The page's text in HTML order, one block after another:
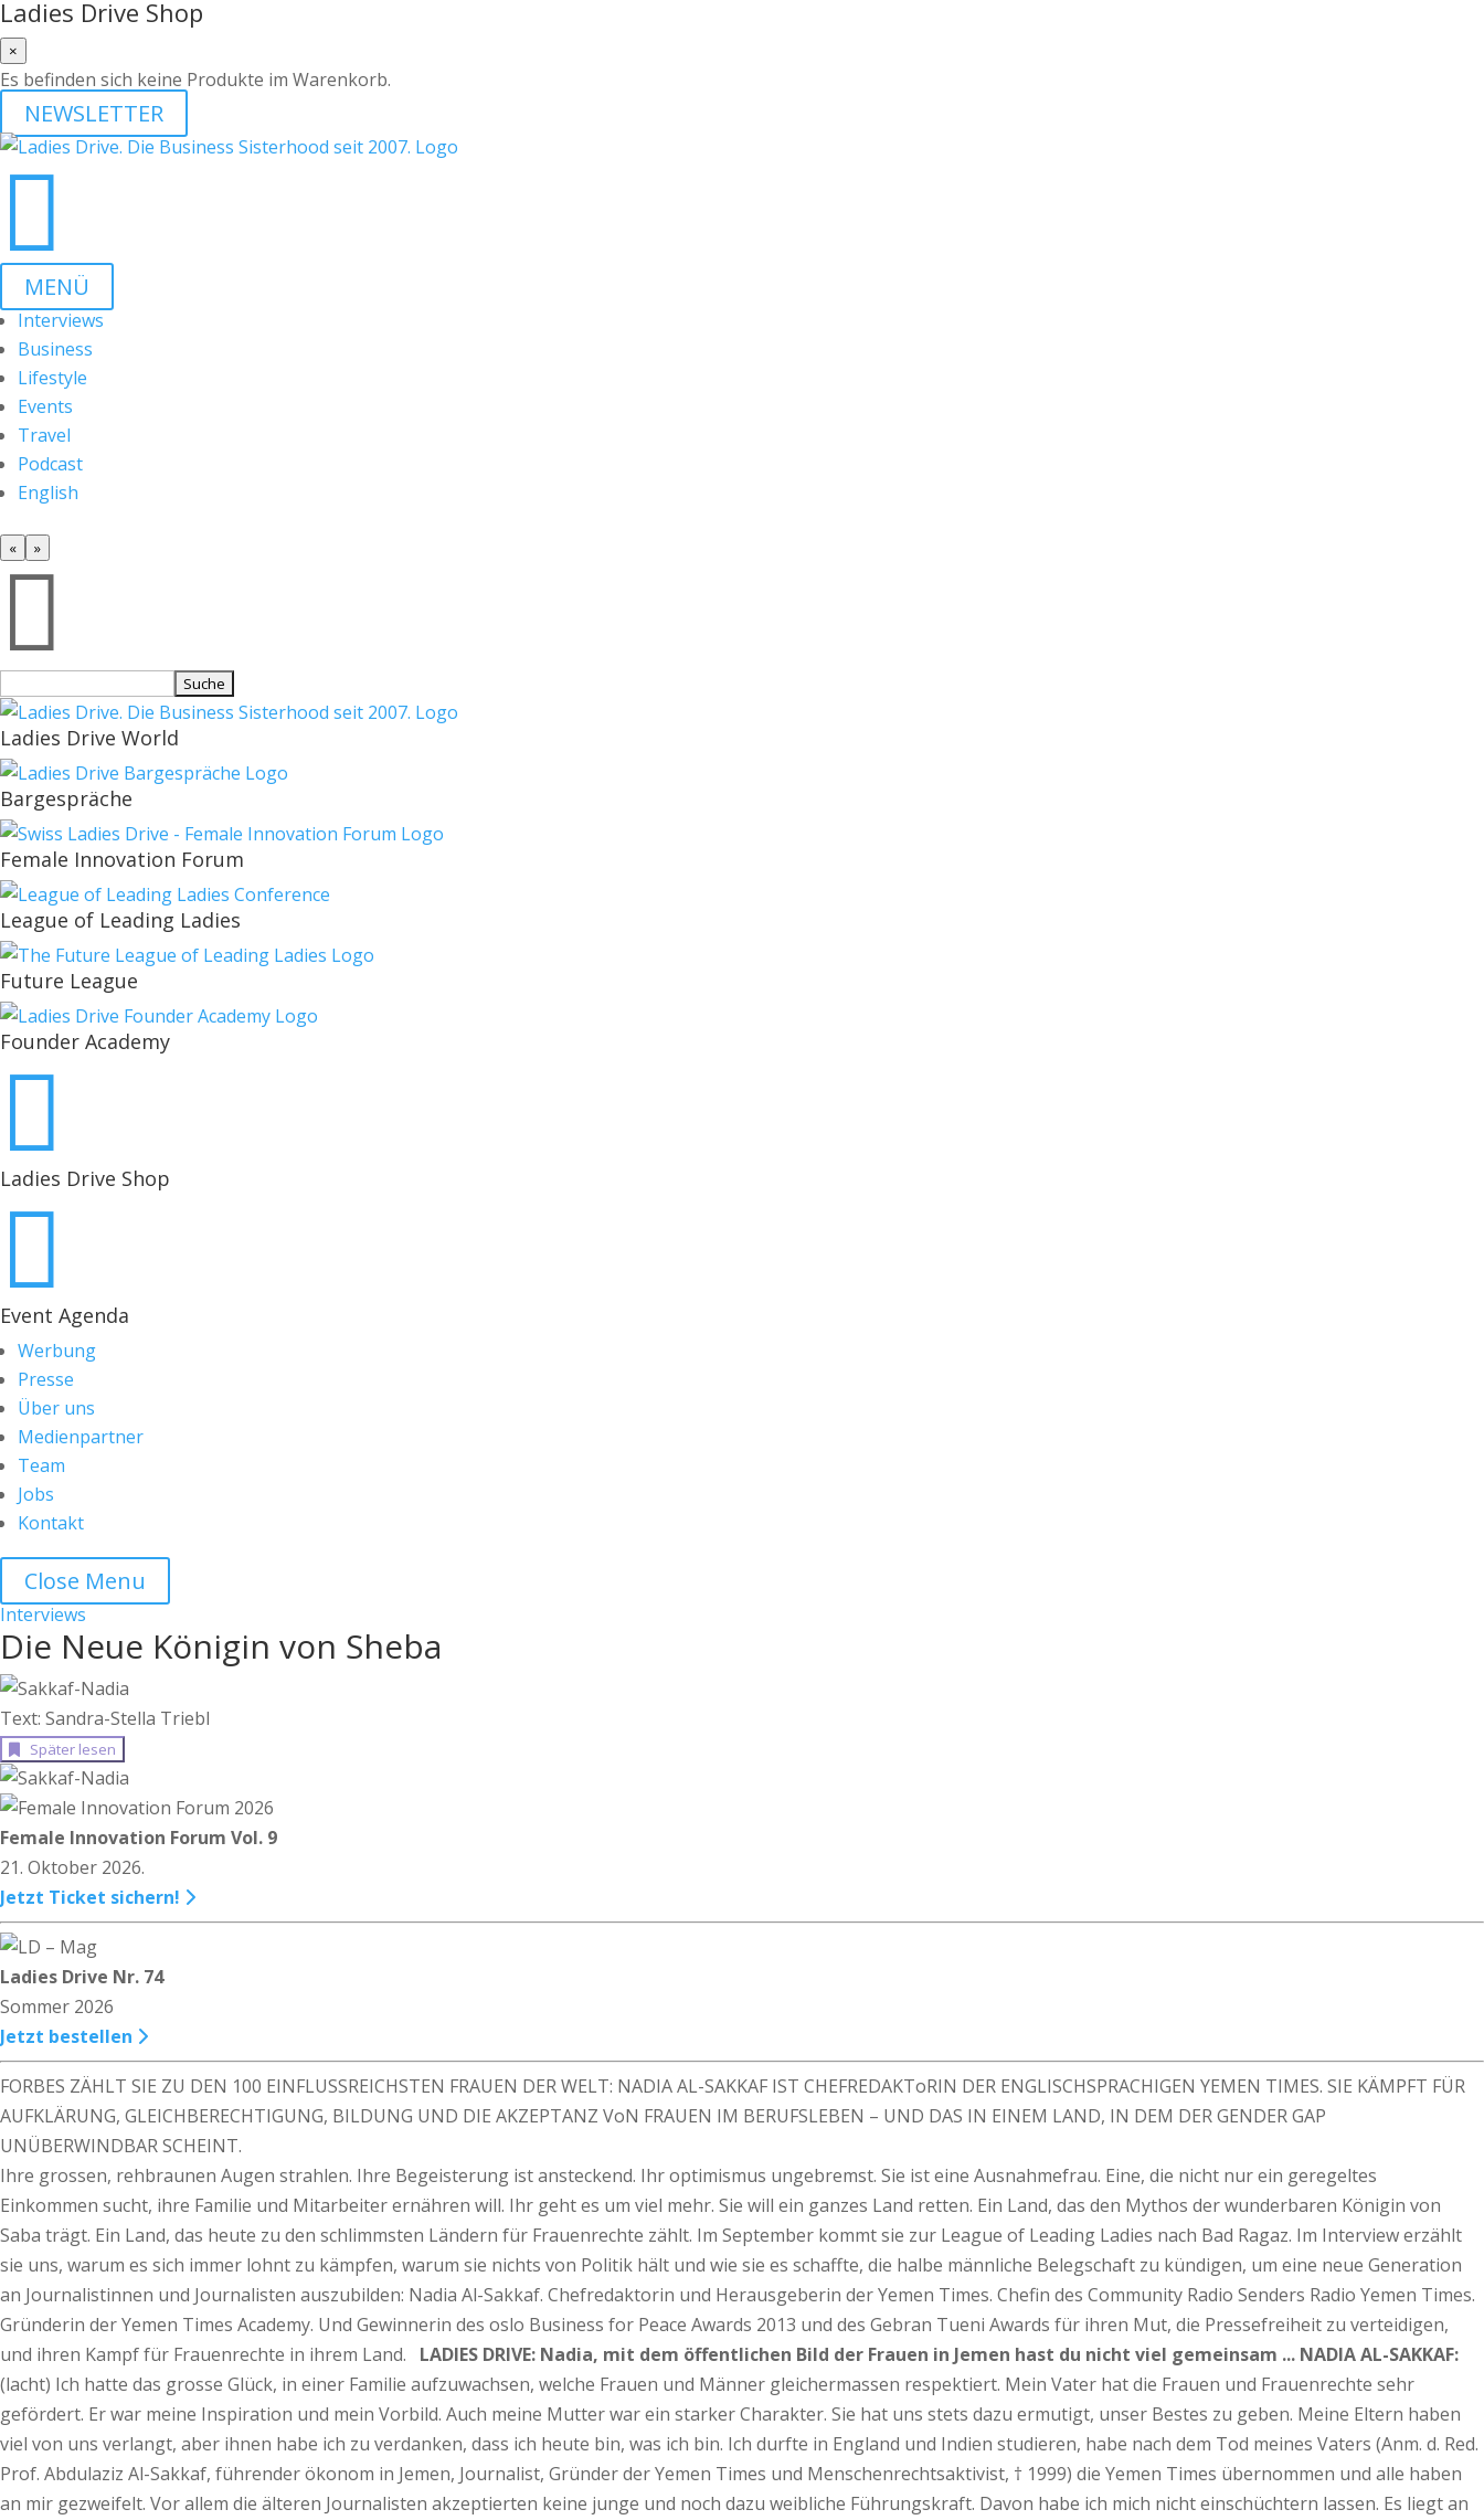
Ladies Drive Shop
×
Es befinden sich keine Produkte im Warenkorb.
NEWSLETTER

MENÜ
Interviews
Business
Lifestyle
Events
Travel
Podcast
English
« »

nach:
Ladies Drive World
Bargespräche
Female Innovation Forum
League of Leading Ladies
Future League
Founder Academy

Ladies Drive Shop

Event Agenda
Werbung
Presse
Über uns
Medienpartner
Team
Jobs
Kontakt
Close Menu
Interviews
Die Neue Königin von Sheba
Text: Sandra-Stella Triebl
Später lesen
Female Innovation Forum Vol. 9
21. Oktober 2026.
Jetzt Ticket sichern!
Ladies Drive Nr. 74
Sommer 2026
Jetzt bestellen
FORBES ZÄHLT SIE ZU DEN 100 EINFLUSSREICHSTEN FRAUEN DER WELT: NADIA AL-SAKKAF IST CHEFREDAKToRIN DER ENGLISCHSPRACHIGEN YEMEN TIMES. SIE KÄMPFT FÜR
AUFKLÄRUNG, GLEICHBERECHTIGUNG, BILDUNG UND DIE AKZEPTANZ VoN FRAUEN IM BERUFSLEBEN – UND DAS IN EINEM LAND, IN DEM DER GENDER GAP
UNÜBERWINDBAR SCHEINT.
Ihre grossen, rehbraunen Augen strahlen. Ihre Begeisterung ist ansteckend. Ihr optimismus ungebremst. Sie ist eine Ausnahmefrau. Eine, die nicht nur ein geregeltes
Einkommen sucht, ihre Familie und Mitarbeiter ernähren will. Ihr geht es um viel mehr. Sie will ein ganzes Land retten. Ein Land, das den Mythos der wunderbaren Königin von
Saba trägt. Ein Land, das heute zu den schlimmsten Ländern für Frauenrechte zählt. Im September kommt sie zur League of Leading Ladies nach Bad Ragaz. Im Interview erzählt
sie uns, warum es sich immer lohnt zu kämpfen, warum sie nichts von Politik hält und wie sie es schaffte, die halbe männliche Belegschaft zu kündigen, um eine neue Generation
an Journalistinnen und Journalisten auszubilden: Nadia Al-Sakkaf. Chefredaktorin und Herausgeberin der Yemen Times. Chefin des Community Radio Senders Radio Yemen Times.
Gründerin der Yemen Times Academy. Und Gewinnerin des oslo Business for Peace Awards 2013 und des Gebran Tueni Awards für ihren Mut, die Pressefreiheit zu verteidigen,
und ihren Kampf für Frauenrechte in ihrem Land. LADIES DRIVE: Nadia, mit dem öffentlichen Bild der Frauen in Jemen hast du nicht viel gemeinsam ... NADIA AL-SAKKAF:
(lacht) Ich hatte das grosse Glück, in einer Familie aufzuwachsen, welche Frauen und Männer gleichermassen respektiert. Mein Vater hat die Frauen und Frauenrechte sehr
gefördert. Er war meine Inspiration und mein Vorbild. Auch meine Mutter war ein starker Charakter. Sie hat uns stets dazu ermutigt, unser Bestes zu geben. Meine Eltern haben
viel von uns verlangt, aber ihnen habe ich zu verdanken, dass ich heute bin, was ich bin. Ich durfte in England und Indien studieren, habe nach dem Tod meines Vaters (Anm. d. Red.
Prof. Abdulaziz Al-Sakkaf, führender ökonom in Jemen, Journalist, Gründer der Yemen Times und Menschenrechtsaktivist, † 1999) die Yemen Times übernommen und alle haben
an mir gezweifelt. Vor allem die älteren Journalisten akzeptierten keine junge und noch dazu weibliche Führungskraft. Davon habe ich mich nicht einschüchtern lassen. Es liegt an